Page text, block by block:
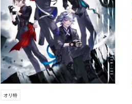
オリ特